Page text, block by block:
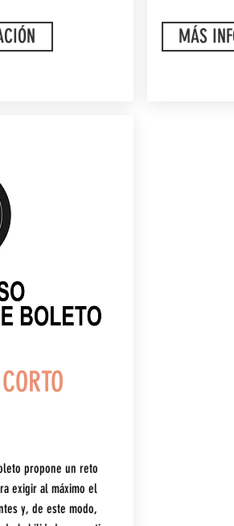
MÁS
propone un reto
exigir al máximo el
y, de este modo,